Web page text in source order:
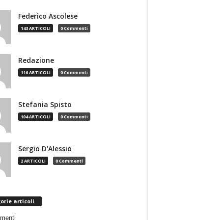
Federico Ascolese
143 ARTICOLI 0 Commenti
Redazione
116 ARTICOLI 0 Commenti
Stefania Spisto
104 ARTICOLI 0 Commenti
Sergio D'Alessio
2 ARTICOLI 0 Commenti
articoli